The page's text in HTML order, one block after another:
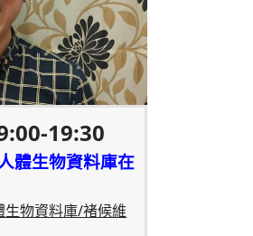
19:30
體生物資料庫在
物資料庫/褚候維